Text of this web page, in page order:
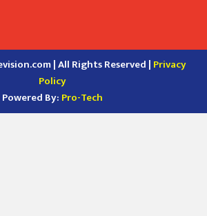
| All Rights Reserved | Privacy
Policy
Powered By: Pro-Tech